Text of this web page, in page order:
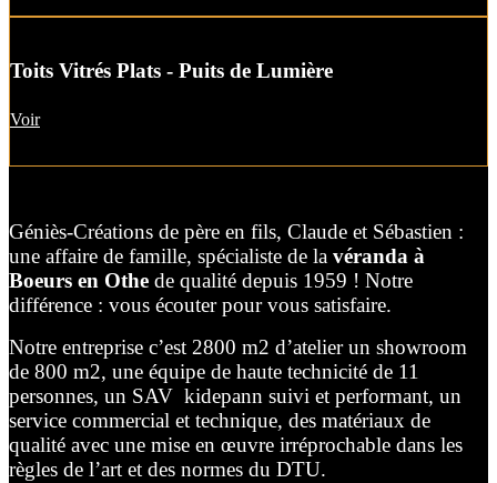
Toits Vitrés Plats - Puits de Lumière
Voir
Géniès-Créations de père en fils, Claude et Sébastien :
une affaire de famille, spécialiste de la véranda à
Boeurs en Othe de qualité depuis 1959 ! Notre
différence : vous écouter pour vous satisfaire.
Notre entreprise c’est 2800 m2 d’atelier un showroom
de 800 m2, une équipe de haute technicité de 11
personnes, un SAV kidepann suivi et performant, un
service commercial et technique, des matériaux de
qualité avec une mise en œuvre irréprochable dans les
règles de l’art et des normes du DTU.